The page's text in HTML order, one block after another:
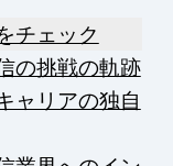
チェック
の挑戦の軌跡
ャリアの独自